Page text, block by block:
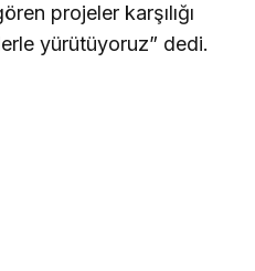
projeler karşılığı
yürütüyoruz” dedi.